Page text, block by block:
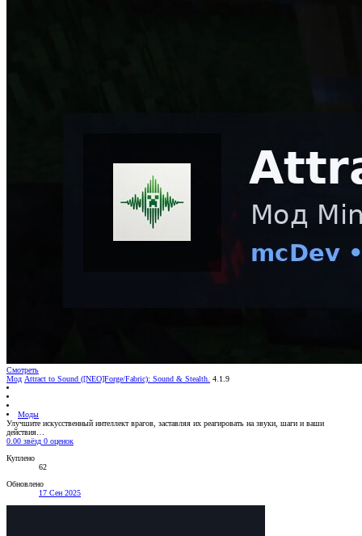
Смотреть
Мод Attract to Sound ([NEO]Forge/Fabric): Sound & Stealth. 4.1.9
Моды
Улучшите искусственный интеллект врагов, заставляя их реагировать на звуки, шаги и ваши
действия…
0.00 звёзд 0 оценок
Куплено
62
Обновлено
17 Сен 2025